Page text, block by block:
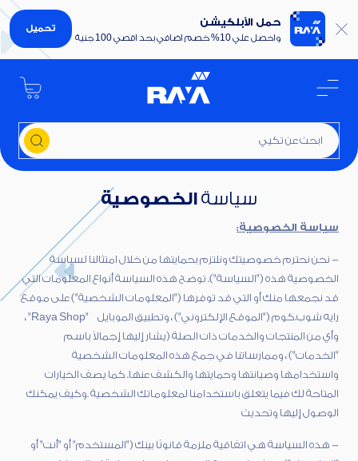
حمل الأبلكيشن
واحصل علي 10% خصم اضافي بحد اقصي 100 جنية
تحميل
ابحث عن م
سياسةالخصوصية
سياسة الخصوصية:
- نحن نحترم خصوصيتك ونلتزم بحمايتها من خلال امتثالنا لسياسة
الخصوصية هذه ("السياسة"). توضح هذه السياسة أنواع المعلومات التي
قد نجمعها منك أو التي قد توفرها ("المعلومات الشخصية") على موقع
رايه شوب.كوم ("الموقع الإلكتروني") ، وتطبيق الموبايل "Raya Shop" ،
وأي من المنتجات والخدمات ذات الصلة (يشار إليها إجمالاً باسم
"الخدمات") ، وممارساتنا في جمع هذه المعلومات الشخصية
واستخدامها وصيانتها وحمايتها والكشف عنها. كما يصف الخيارات
المتاحة لك فيما يتعلق باستخدامنا لمعلوماتك الشخصية .وكيف يمكنك
الوصول إليها وتحديث
- هذه السياسة هي اتفاقية ملزمة قانونًا بينك ("المستخدم" أو "أنت" أو